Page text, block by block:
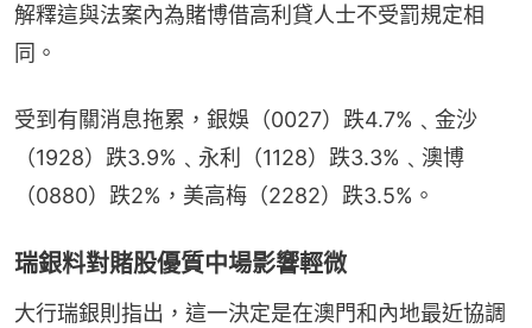
解釋這與法案內為賭博借高利貸人士不受罰規定相
同。
受到有關消息拖累，銀娛（0027）跌4.7%﹑金沙
（1928）跌3.9%﹑永利（1128）跌3.3%﹑澳博
（0880）跌2%，美高梅（2282）跌3.5%。
瑞銀料對賭股優質中場影響輕微
大行瑞銀則指出，這一決定是在澳門和內地最近協調